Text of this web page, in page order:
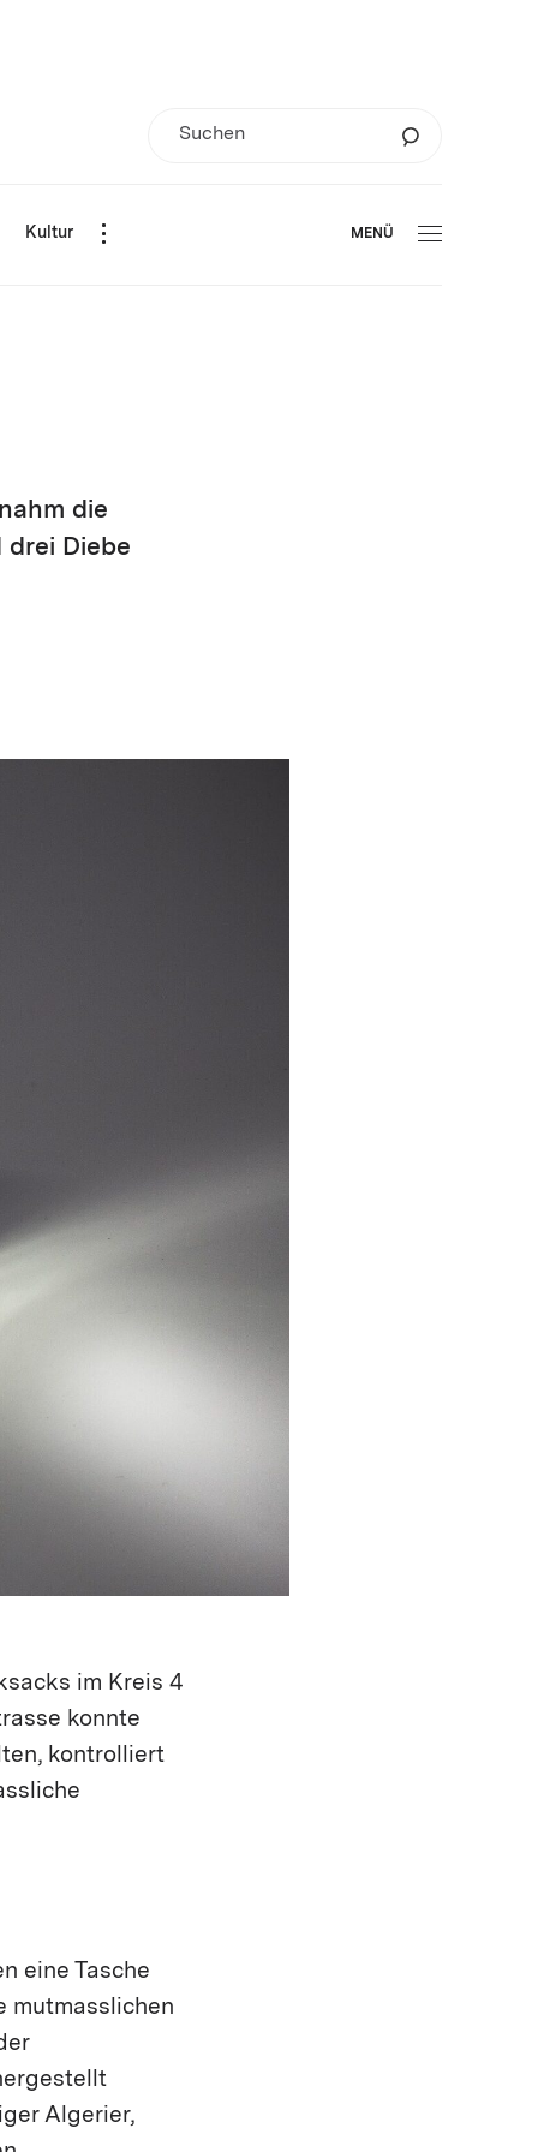
Kultur MENÜ
die
drei Diebe
im Kreis 4
konnte
kontrolliert
eine Tasche
mutmasslichen
Algerier,